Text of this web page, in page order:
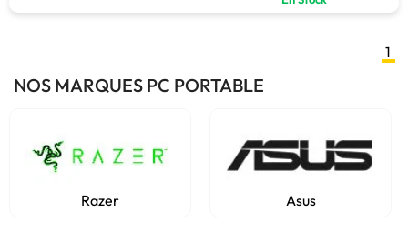
1
NOS MARQUES PC PORTABLE
Razer Asus